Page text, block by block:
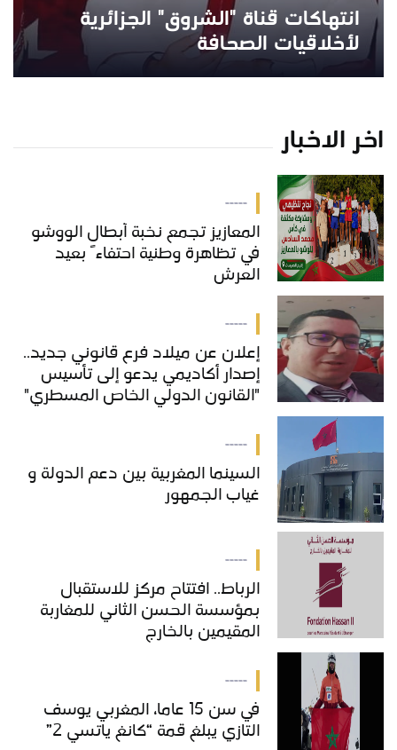
انتهاكات قناة "الشروق" الجزائرية
لأخلاقيات الصحافة
اخر الاخبار
-----
المعازيز تجمع نخبة أبطال الووشو
في تظاهرة وطنية احتفاءً بعيد
العرش
-----
إعلان عن ميلاد فرع قانوني جديد..
إصدار أكاديمي يدعو إلى تأسيس
"القانون الدولي الخاص المسطري"
-----
السينما المغربية بين دعم الدولة و
غياب الجمهور
-----
الرباط.. افتتاح مركز للاستقبال
بمؤسسة الحسن الثاني للمغاربة
المقيمين بالخارج
-----
في سن 15 عاما، المغربي يوسف
التازي يبلغ قمة “كانغ ياتسي 2”